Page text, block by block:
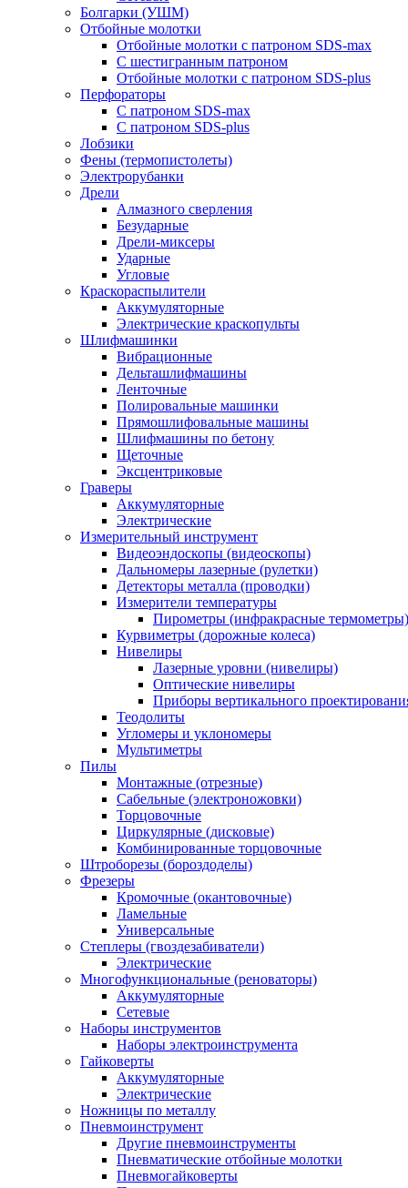
Болгарки (УШМ)
Отбойные молотки
Отбойные молотки с патроном SDS-max
С шестигранным патроном
Отбойные молотки с патроном SDS-plus
Перфораторы
С патроном SDS-max
С патроном SDS-plus
Лобзики
Фены (термопистолеты)
Электрорубанки
Дрели
Алмазного сверления
Безударные
Дрели-миксеры
Ударные
Угловые
Краскораспылители
Аккумуляторные
Электрические краскопульты
Шлифмашинки
Вибрационные
Дельташлифмашины
Ленточные
Полировальные машинки
Прямошлифовальные машины
Шлифмашины по бетону
Щеточные
Эксцентриковые
Граверы
Аккумуляторные
Электрические
Измерительный инструмент
Видеоэндоскопы (видеоскопы)
Дальномеры лазерные (рулетки)
Детекторы металла (проводки)
Измерители температуры
Пирометры (инфракрасные термометры)
Курвиметры (дорожные колеса)
Нивелиры
Лазерные уровни (нивелиры)
Оптические нивелиры
Приборы вертикального
Теодолиты
Угломеры и уклономеры
Мультиметры
Пилы
Монтажные (отрезные)
Сабельные (электроножовки)
Торцовочные
Циркулярные (дисковые)
Комбинированные торцовочные
Штроборезы (бороздоделы)
Фрезеры
Кромочные (окантовочные)
Ламельные
Универсальные
Степлеры (гвоздезабиватели)
Электрические
Многофункциональные (реноваторы)
Аккумуляторные
Сетевые
Наборы инструментов
Наборы электроинструмента
Гайковерты
Аккумуляторные
Электрические
Ножницы по металлу
Пневмоинструмент
Другие пневмоинструменты
Пневматические отбойные молотки
Пневмогайковерты